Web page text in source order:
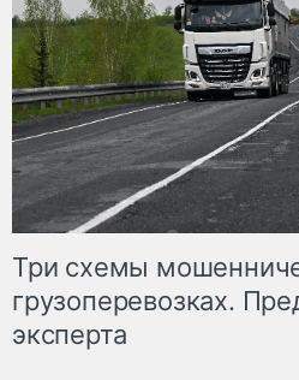
Три схемы
грузоперевозках.
эксперта